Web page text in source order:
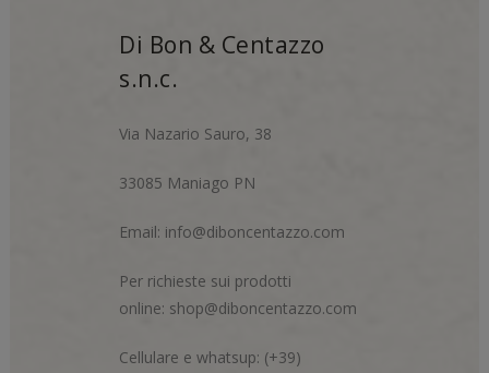
Di Bon & Centazzo
s.n.c.
Via Nazario Sauro, 38
33085 Maniago PN
Email: info@diboncentazzo.com
Per richieste sui prodotti
online: shop@diboncentazzo.com
Cellulare e whatsup: (+39)